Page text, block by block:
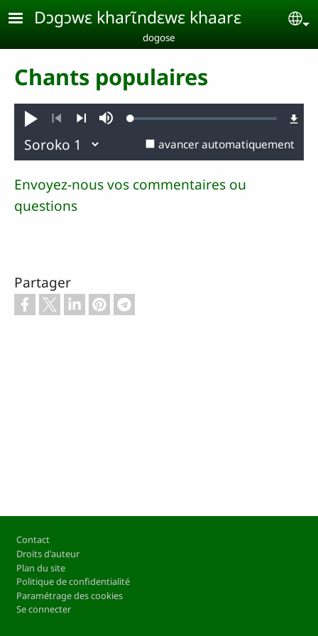
Aller au contenu principal
Dɔgɔwɛ kharɩ̃ndɛwɛ khaarɛ
dogose
Chants populaires
Jouer
Précédent
SourdineLoaded:
avancer automatiquement
Envoyez-nous vos commentaires ou
questions
Partager
Pied de page
Contact
Droits d'auteur
Plan du site
Politique de confidentialité
Paramétrage des cookies
Se connecter